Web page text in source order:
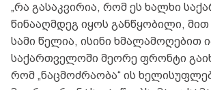
„რა გასაკვირია, რომ ეს ხალხი
წინააღმდეგ იყოს განწყობილი,
სამი წელია, ისინი ხმალამოღებით
საქართველოში მეორე ფრონტი
რომ „ნაცმოძრაობა“ ის